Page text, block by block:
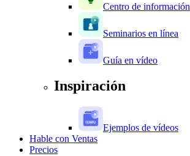
Centro de información
Seminarios en línea
Guía en vídeo
Inspiración
Ejemplos de vídeos
Hable con Ventas
Precios